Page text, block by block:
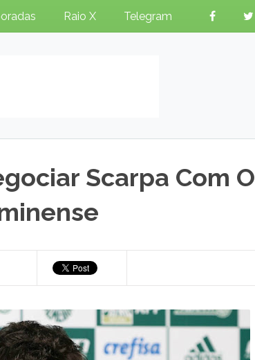
Raio X Telegram
Scarpa Com O